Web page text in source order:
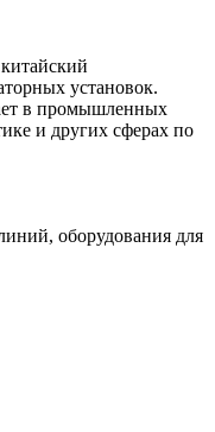
установок.
в промышленных
и других сферах по
оборудования для